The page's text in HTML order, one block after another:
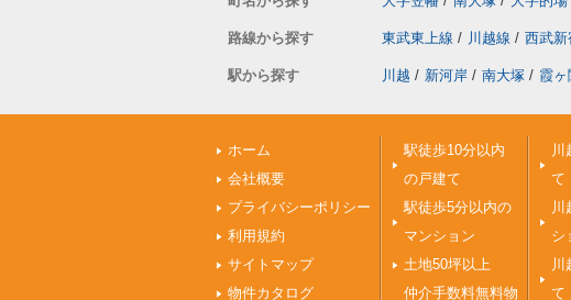
路線から探す 東武東上線 / 川越線 / 西武新
駅から探す 川越 / 新河岸 / 南大塚 / 霞ヶ
ホーム
会社概要
プライバシーポリシー
利用規約
サイトマップ
物件カタログ
駅徒歩10分以内
の戸建て
駅徒歩5分以内の
マンション
土地50坪以上
仲介手数料無料物
川
て
川
シ
川
て